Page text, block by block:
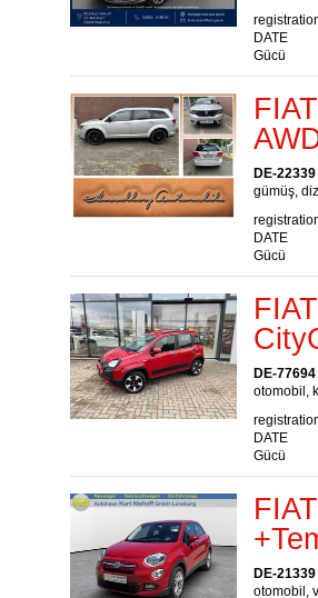
DATE
Gücü
DE-
gümüş,
DATE
Gücü
DE-
otomobil,
DATE
Gücü
DE-
otomobil,